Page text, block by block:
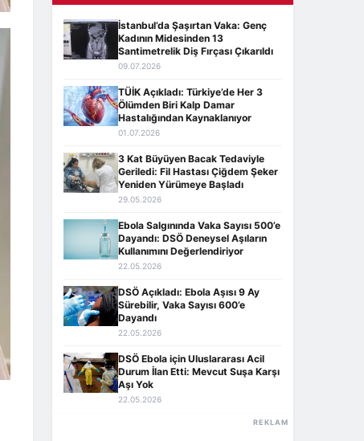
İstanbul’da Şaşırtan Vaka: Genç
Kadının Midesinden 13
Santimetrelik Diş Fırçası Çıkarıldı
09.07.2026
TÜİK Açıkladı: Türkiye’de Her 3
Ölümden Biri Kalp Damar
Hastalığından Kaynaklanıyor
01.07.2026
3 Kat Büyüyen Bacak Tedaviyle
Geriledi: Fil Hastası Çiğdem Şeker
Yeniden Yürümeye Başladı
29.05.2026
Ebola Salgınında Vaka Sayısı 500’e
Dayandı: DSÖ Deneysel Aşıların
Kullanımını Değerlendiriyor
22.05.2026
DSÖ Açıkladı: Ebola Aşısı 9 Ay
Sürebilir, Vaka Sayısı 600’e
Dayandı
22.05.2026
DSÖ Ebola için Uluslararası Acil
Durum İlan Etti: Mevcut Suşa Karşı
Aşı Yok
22.05.2026
REKLAM